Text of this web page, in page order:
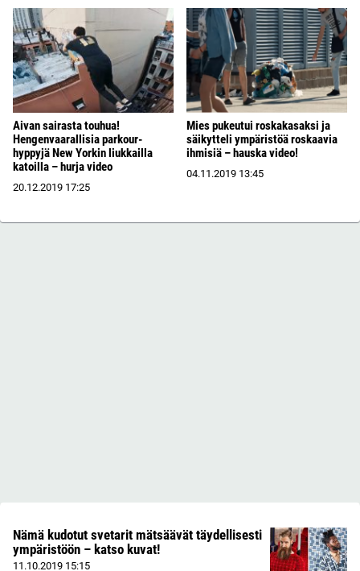
Aivan sairasta touhua!
Hengenvaarallisia parkour-
hyppyjä New Yorkin liukkailla
katoilla – hurja video
20.12.2019 17:25
Mies pukeutui roskakasaksi ja
säikytteli ympäristöä roskaavia
ihmisiä – hauska video!
04.11.2019 13:45
Nämä kudotut svetarit mätsäävät täydellisesti
ympäristöön – katso kuvat!
11.10.2019 15:15